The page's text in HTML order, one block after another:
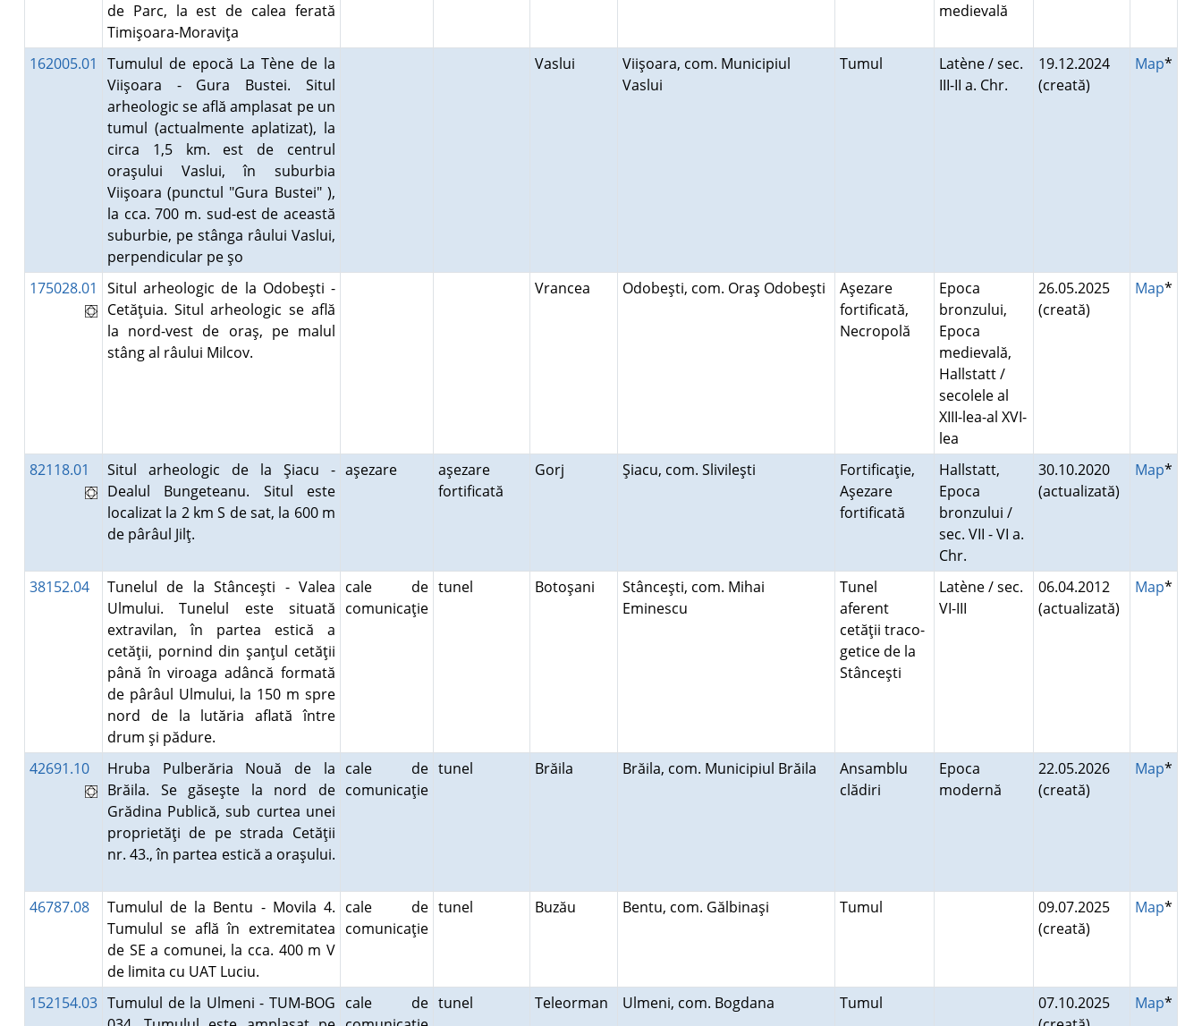
de Parc, la est de calea ferată
Timişoara-Moraviţa
medievală
162005.01
Tumulul de epocă La Tène de la
Viişoara - Gura Bustei. Situl
arheologic se află amplasat pe un
tumul (actualmente aplatizat), la
circa 1,5 km. est de centrul
oraşului Vaslui, în suburbia
Viişoara (punctul "Gura Bustei" ),
la cca. 700 m. sud-est de această
suburbie, pe stânga râului Vaslui,
perpendicular pe şo
Vaslui
Viişoara, com. Municipiul
Vaslui
Tumul
Latène / sec.
III-II a. Chr.
19.12.2024
(creată)
Map*
175028.01
Situl arheologic de la Odobeşti -
Cetăţuia. Situl arheologic se află
la nord-vest de oraş, pe malul
stâng al râului Milcov.
Vrancea Odobeşti, com. Oraş Odobeşti
Aşezare
fortificată,
Necropolă
Epoca
bronzului,
Epoca
medievală,
Hallstatt /
secolele al
XIII-lea-al XVI-
lea
26.05.2025
(creată)
Map*
82118.01
Situl arheologic de la Şiacu -
Dealul Bungeteanu. Situl este
localizat la 2 km S de sat, la 600 m
de pârâul Jilţ.
aşezare
aşezare
fortificată
Gorj Şiacu, com. Slivileşti
Fortificaţie,
Aşezare
fortificată
Hallstatt,
Epoca
bronzului /
sec. VII - VI a.
Chr.
30.10.2020
(actualizată)
Map*
38152.04
Tunelul de la Stânceşti - Valea
Ulmului. Tunelul este situată
extravilan, în partea estică a
cetăţii, pornind din şanţul cetăţii
până în viroaga adâncă formată
de pârâul Ulmului, la 150 m spre
nord de la lutăria aflată între
drum şi pădure.
cale de
comunicaţie
tunel Botoşani
Stânceşti, com. Mihai
Eminescu
Tunel
aferent
cetăţii traco-
getice de la
Stânceşti
Latène / sec.
VI-III
06.04.2012
(actualizată)
Map*
42691.10
Hruba Pulberăria Nouă de la
Brăila. Se găseşte la nord de
Grădina Publică, sub curtea unei
proprietăţi de pe strada Cetăţii
nr. 43., în partea estică a oraşului.
cale de
comunicaţie
tunel Brăila Brăila, com. Municipiul Brăila
Ansamblu
clădiri
Epoca
modernă
22.05.2026
(creată)
Map*
46787.08
Tumulul de la Bentu - Movila 4.
Tumulul se află în extremitatea
de SE a comunei, la cca. 400 m V
de limita cu UAT Luciu.
cale de
comunicaţie
tunel Buzău Bentu, com. Gălbinaşi Tumul
09.07.2025
(creată)
Map*
152154.03 Tumulul de la Ulmeni - TUM-BOG cale de tunel Teleorman Ulmeni, com. Bogdana Tumul
07.10.2025
Map*